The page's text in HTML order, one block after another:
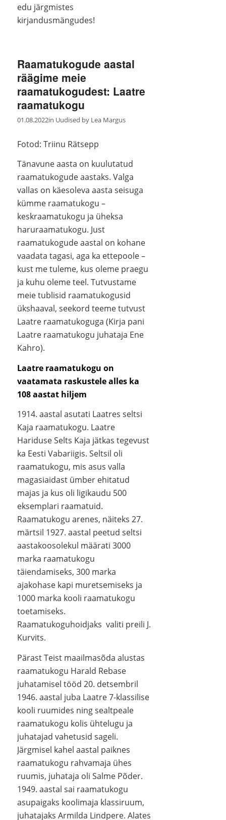
edu järgmistes
kirjandusmängudes!
Raamatukogude aastal
räägime meie
raamatukogudest: Laatre
raamatukogu
01.08.2022in Uudised by Lea Margus
Fotod: Triinu Rätsepp
Tänavune aasta on kuulutatud
raamatukogude aastaks. Valga
vallas on käesoleva aasta seisuga
kümme raamatukogu –
keskraamatukogu ja üheksa
haruraamatukogu. Just
raamatukogude aastal on kohane
vaadata tagasi, aga ka ettepoole –
kust me tuleme, kus oleme praegu
ja kuhu oleme teel. Tutvustame
meie tublisid raamatukogusid
ükshaaval, seekord teeme tutvust
Laatre raamatukoguga (Kirja pani
Laatre raamatukogu juhataja Ene
Kahro).
Laatre raamatukogu on
vaatamata raskustele alles ka
108 aastat hiljem
1914. aastal asutati Laatres seltsi
Kaja raamatukogu. Laatre
Hariduse Selts Kaja jätkas tegevust
ka Eesti Vabariigis. Seltsil oli
raamatukogu, mis asus valla
magasiaidast ümber ehitatud
majas ja kus oli ligikaudu 500
eksemplari raamatuid.
Raamatukogu arenes, näiteks 27.
märtsil 1927. aastal peetud seltsi
aastakoosolekul määrati 3000
marka raamatukogu
täiendamiseks, 300 marka
ajakohase kapi muretsemiseks ja
1000 marka kooli raamatukogu
toetamiseks.
Raamatukoguhoidjaks valiti preili J.
Kurvits.
Pärast Teist maailmasõda alustas
raamatukogu Harald Rebase
juhatamisel tööd 20. detsembril
1946. aastal juba Laatre 7-klassilise
kooli ruumides ning sealtpeale
raamatukogu kolis ühtelugu ja
juhatajad vahetusid sageli.
Järgmisel kahel aastal paiknes
raamatukogu rahvamaja ühes
ruumis, juhataja oli Salme Põder.
1949. aastal sai raamatukogu
asupaigaks koolimaja klassiruum,
juhatajaks Armilda Lindpere. Alates